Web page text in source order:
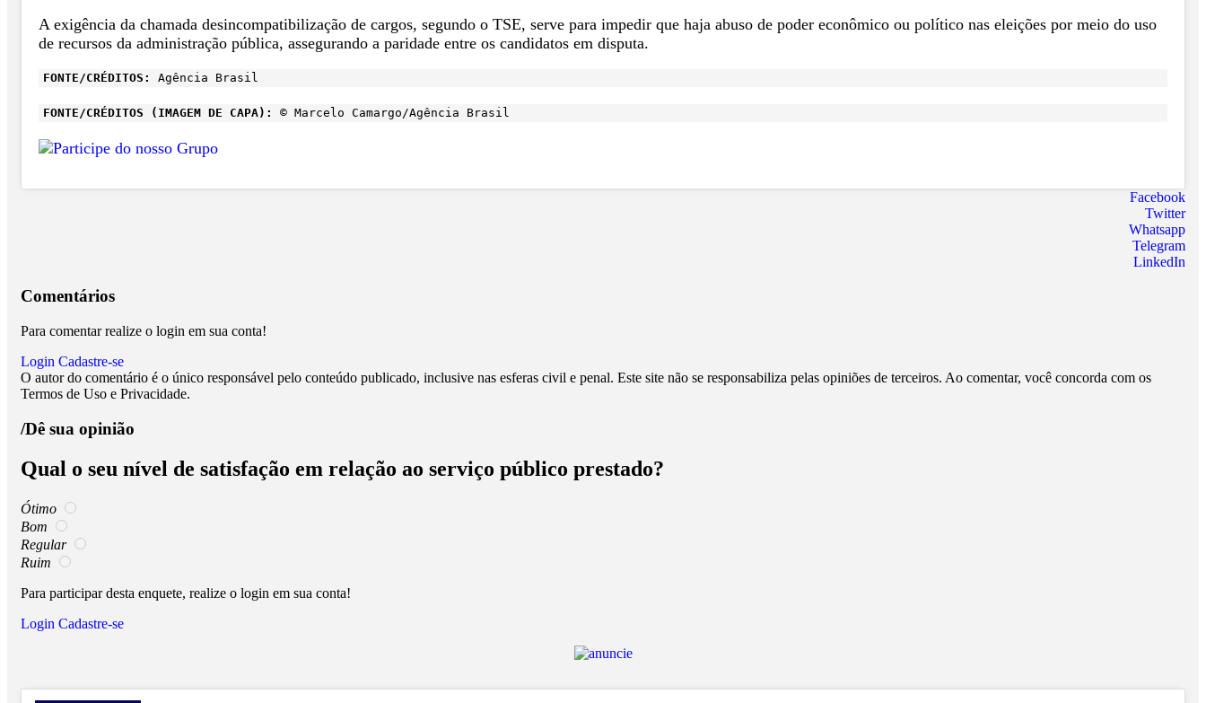
A exigência da chamada desincompatibilização de cargos, segundo o TSE, serve para impedir que haja abuso de poder econômico ou político nas eleições por meio do uso
de recursos da administração pública, assegurando a paridade entre os candidatos em disputa.
FONTE/CRÉDITOS: Agência Brasil
FONTE/CRÉDITOS (IMAGEM DE CAPA): © Marcelo Camargo/Agência Brasil
Facebook
Twitter
Whatsapp
Telegram
LinkedIn
Comentários
Para comentar realize o login em sua conta!
Login Cadastre-se
O autor do comentário é o único responsável pelo conteúdo publicado, inclusive nas esferas civil e penal. Este site não se responsabiliza pelas opiniões de terceiros. Ao comentar, você concorda com os
Termos de Uso e Privacidade.
/Dê sua opinião
Qual o seu nível de satisfação em relação ao serviço público prestado?
Ótimo
Bom
Regular
Ruim
Para participar desta enquete, realize o login em sua conta!
Login Cadastre-se